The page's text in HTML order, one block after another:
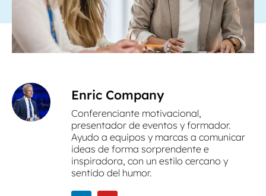
Enric Company
Conferenciante motivacional,
presentador de eventos y formador.
Ayudo a equipos y marcas a comunicar
ideas de forma sorprendente e
inspiradora, con un estilo cercano y
sentido del humor.